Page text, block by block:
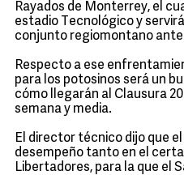
Rayados de Monterrey, el
estadio Tecnológico y
conjunto regiomontano ante
Respecto a ese
para los potosinos será un
cómo llegarán al Clausura
semana y media.
El director técnico dijo que
desempeño tanto en el
Libertadores, para la que el